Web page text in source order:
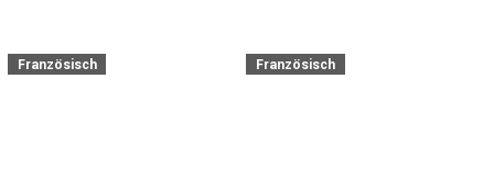
Französisch Französisch